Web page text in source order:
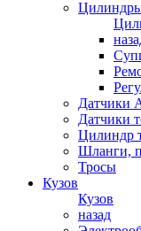
Датчики
Датчики
Цилиндр
Шланги,
Тросы
Кузов
Кузов
назад